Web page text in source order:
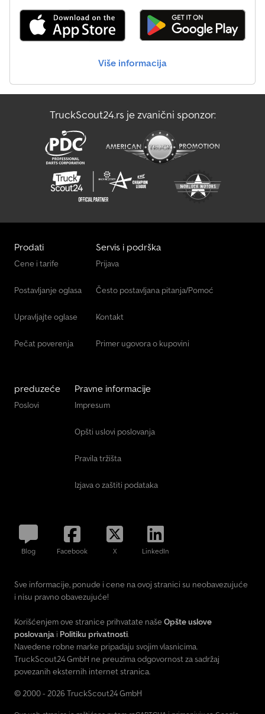
Više informacija
TruckScout24.rs je zvanični sponzor:
Prodati
Cene i tarife
Postavljanje oglasa
Upravljajte oglase
Pečat poverenja
Servis i podrška
Prijava
Često postavljana pitanja/Pomoć
Kontakt
Primer ugovora o kupovini
preduzeće
Poslovi
Pravne informacije
Impresum
Opšti uslovi poslovanja
Pravila tržišta
Izjava o zaštiti podataka
Blog Facebook X LinkedIn
Sve informacije, ponude i cene na ovoj stranici su neobavezujuće
i nisu pravno obavezujuće!
Korišćenjem ove stranice prihvatate naše Opšte uslove
poslovanja i Politiku privatnosti.
Navedene robne marke pripadaju svojim vlasnicima.
TruckScout24 GmbH ne preuzima odgovornost za sadržaj
povezanih eksternih internet stranica.
© 2000 - 2026 TruckScout24 GmbH